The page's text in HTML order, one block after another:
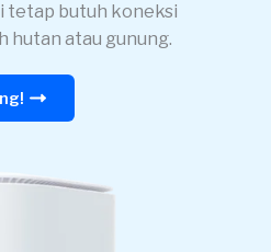
tetap butuh koneksi
hutan atau gunung.